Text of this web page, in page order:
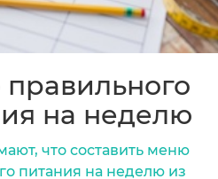
на неделю
что составить меню
питания на неделю из